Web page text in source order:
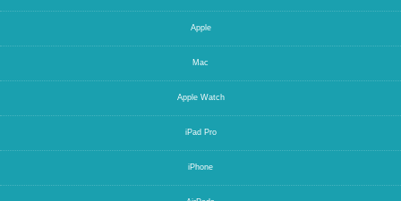
Apple
Mac
Apple Watch
iPad Pro
iPhone